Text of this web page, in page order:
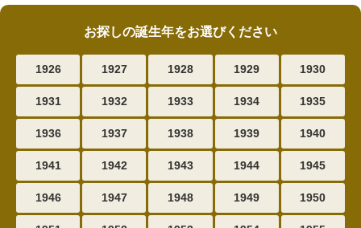
お探しの誕生年をお選びください
1926 1927 1928 1929 1930
1931 1932 1933 1934 1935
1936 1937 1938 1939 1940
1941 1942 1943 1944 1945
1946 1947 1948 1949 1950